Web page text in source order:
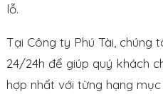
lỗ.
Tại Công ty Phú Tài, chúng
24/24h để giúp quý khách
hợp nhất với từng hạng